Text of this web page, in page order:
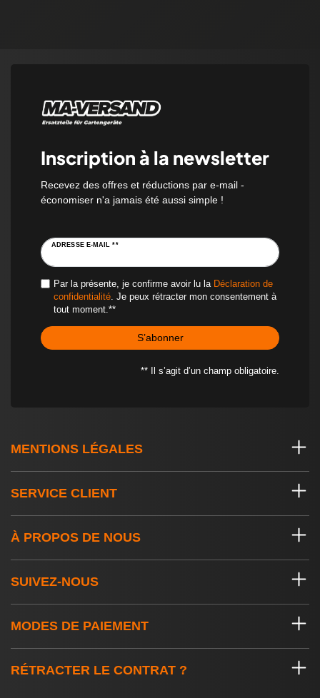
Inscription à la newsletter
Recevez des offres et réductions par e-mail -
économiser n'a jamais été aussi simple !
ADRESSE E-MAIL **
Par la présente, je confirme avoir lu la Déclaration de
confidentialité. Je peux rétracter mon consentement à
tout moment.**
S’abonner
** Il s’agit d’un champ obligatoire.
MENTIONS LÉGALES
SERVICE CLIENT
À PROPOS DE NOUS
SUIVEZ-NOUS
MODES DE PAIEMENT
RÉTRACTER LE CONTRAT ?